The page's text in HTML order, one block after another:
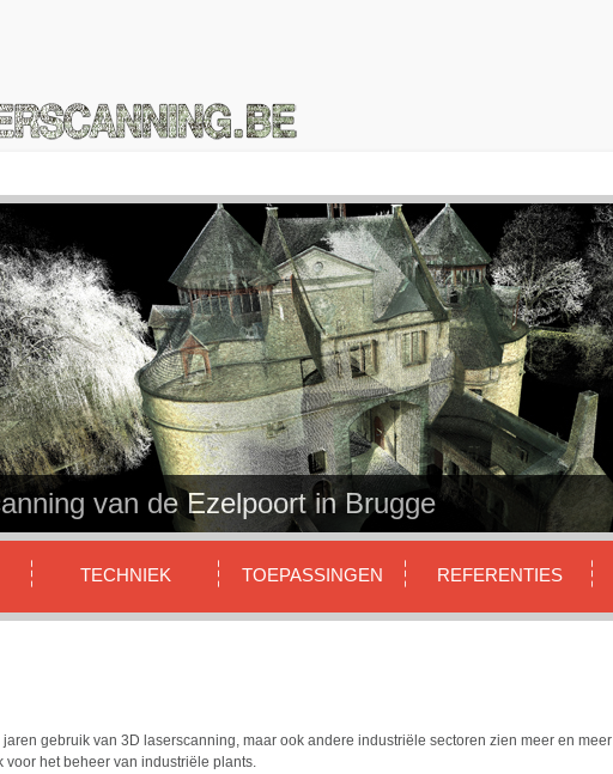
van de Ezelpoort in Brugge
TECHNIEK TOEPASSINGEN REFERENTIES
jaren gebruik van 3D laserscanning, maar ook andere industriële sectoren zien meer en meer
voor het beheer van industriële plants.